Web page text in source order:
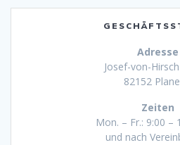
Adresse
Josef-von-
82152
Zeiten
Mon. – Fr.: 9:00 –
und nach